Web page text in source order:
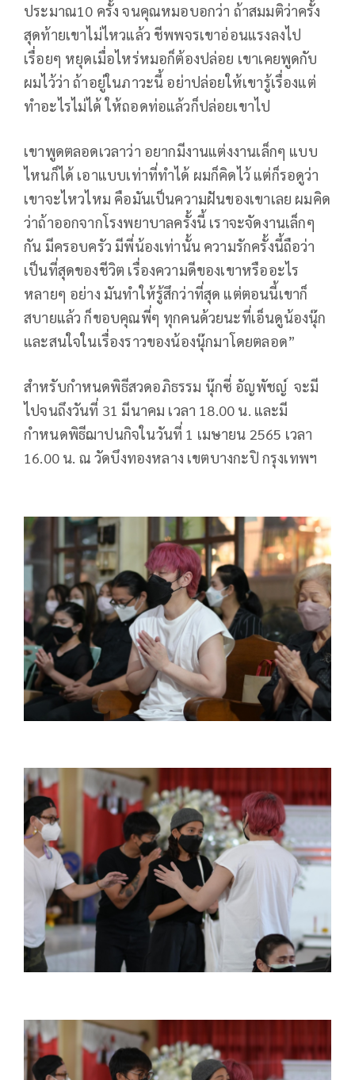
ประมาณ10 ครั้ง จนคุณหมอบอกว่า ถ้าสมมติว่าครั้ง
สุดท้ายเขาไม่ไหวแล้ว ชีพพจรเขาอ่อนแรงลงไป
เรื่อยๆ หยุดเมื่อไหร่หมอก็ต้องปล่อย เขาเคยพูดกับ
ผมไว้ว่า ถ้าอยู่ในภาวะนี้ อย่าปล่อยให้เขารู้เรื่องแต่
ทำอะไรไม่ได้ ให้ถอดท่อแล้วก็ปล่อยเขาไป
เขาพูดตลอดเวลาว่า อยากมีงานแต่งงานเล็กๆ แบบ
ไหนก็ได้ เอาแบบเท่าที่ทำได้ ผมก็คิดไว้ แต่ก็รอดูว่า
เขาจะไหวไหม คือมันเป็นความฝันของเขาเลย ผมคิด
ว่าถ้าออกจากโรงพยาบาลครั้งนี้ เราจะจัดงานเล็กๆ
กัน มีครอบครัว มีพี่น้องเท่านั้น ความรักครั้งนี้ถือว่า
เป็นที่สุดของชีวิต เรื่องความดีของเขาหรืออะไร
หลายๆ อย่าง มันทำให้รู้สึกว่าที่สุด แต่ตอนนี้เขาก็
สบายแล้ว ก็ขอบคุณพี่ๆ ทุกคนด้วยนะที่เอ็นดูน้องนุ๊ก
และสนใจในเรื่องราวของน้องนุ๊กมาโดยตลอด”
สำหรับกำหนดพิธีสวดอภิธรรม นุ๊กซี่ อัญพัชญ์ จะมี
ไปจนถึงวันที่ 31 มีนาคม เวลา 18.00 น. และมี
กำหนดพิธีฌาปนกิจในวันที่ 1 เมษายน 2565 เวลา
16.00 น. ณ วัดบึงทองหลาง เขตบางกะปิ กรุงเทพฯ